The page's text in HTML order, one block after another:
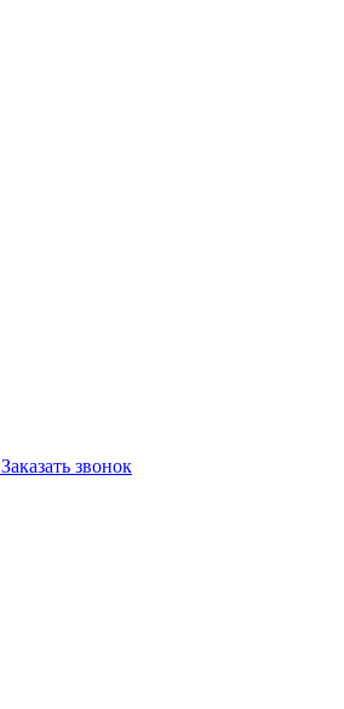
Заказать звонок